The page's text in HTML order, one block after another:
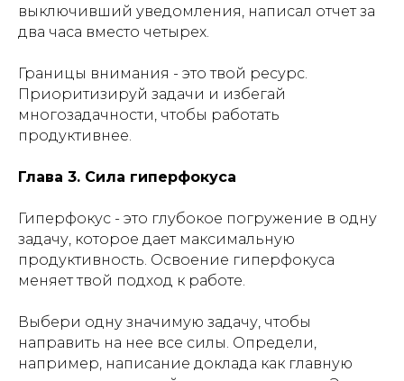
выключивший уведомления, написал отчет за
два часа вместо четырех.
Границы внимания - это твой ресурс.
Приоритизируй задачи и избегай
многозадачности, чтобы работать
продуктивнее.
Глава 3. Сила гиперфокуса
Гиперфокус - это глубокое погружение в одну
задачу, которое дает максимальную
продуктивность. Освоение гиперфокуса
меняет твой подход к работе.
Выбери одну значимую задачу, чтобы
направить на нее все силы. Определи,
например, написание доклада как главную